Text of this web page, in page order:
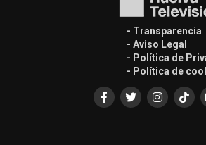
- Transparencia
- Aviso Legal
- Política de
- Política de